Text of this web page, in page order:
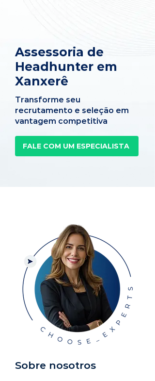
Assessoria de
Headhunter em
Xanxerê
Transforme seu
recrutamento e seleção em
vantagem competitiva
FALE COM UM ESPECIALISTA
Sobre nosotros